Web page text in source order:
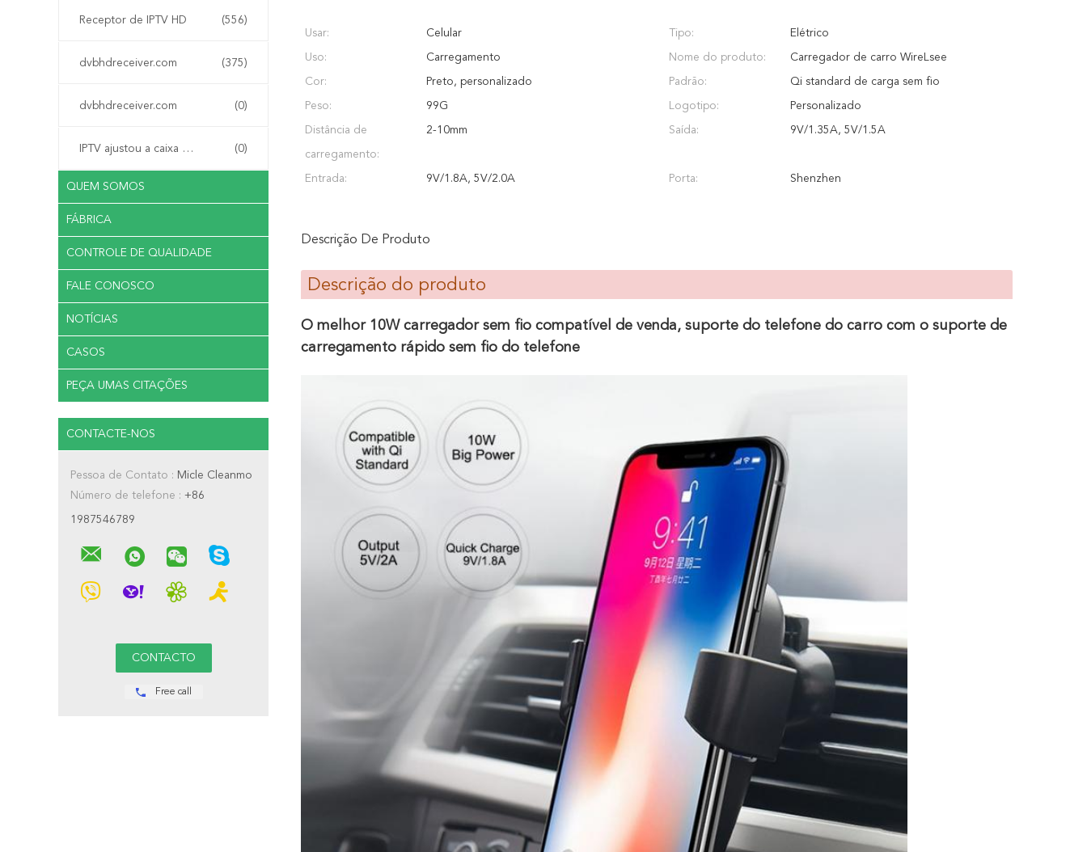
Receptor de IPTV HD (556)
dvbhdreceiver.com (375)
dvbhdreceiver.com (0)
IPTV ajustou a caixa superior (0)
QUEM SOMOS
FÁBRICA
CONTROLE DE QUALIDADE
FALE CONOSCO
NOTÍCIAS
CASOS
PEÇA UMAS CITAÇÕES
CONTACTE-NOS
Pessoa de Contato : Micle Cleanmo
Número de telefone : +86
1987546789
Free call
Usar: Celular Tipo: Elétrico
Uso: Carregamento Nome do produto: Carregador de carro WireLsee
Cor: Preto, personalizado Padrão: Qi standard de carga sem fio
Peso: 99G Logotipo: Personalizado
Distância de
carregamento:
2-10mm Saída: 9V/1.35A, 5V/1.5A
Entrada: 9V/1.8A, 5V/2.0A Porta: Shenzhen
Descrição De Produto
Descrição do produto
O melhor 10W carregador sem fio compatível de venda, suporte do telefone do carro com o suporte de
carregamento rápido sem fio do telefone